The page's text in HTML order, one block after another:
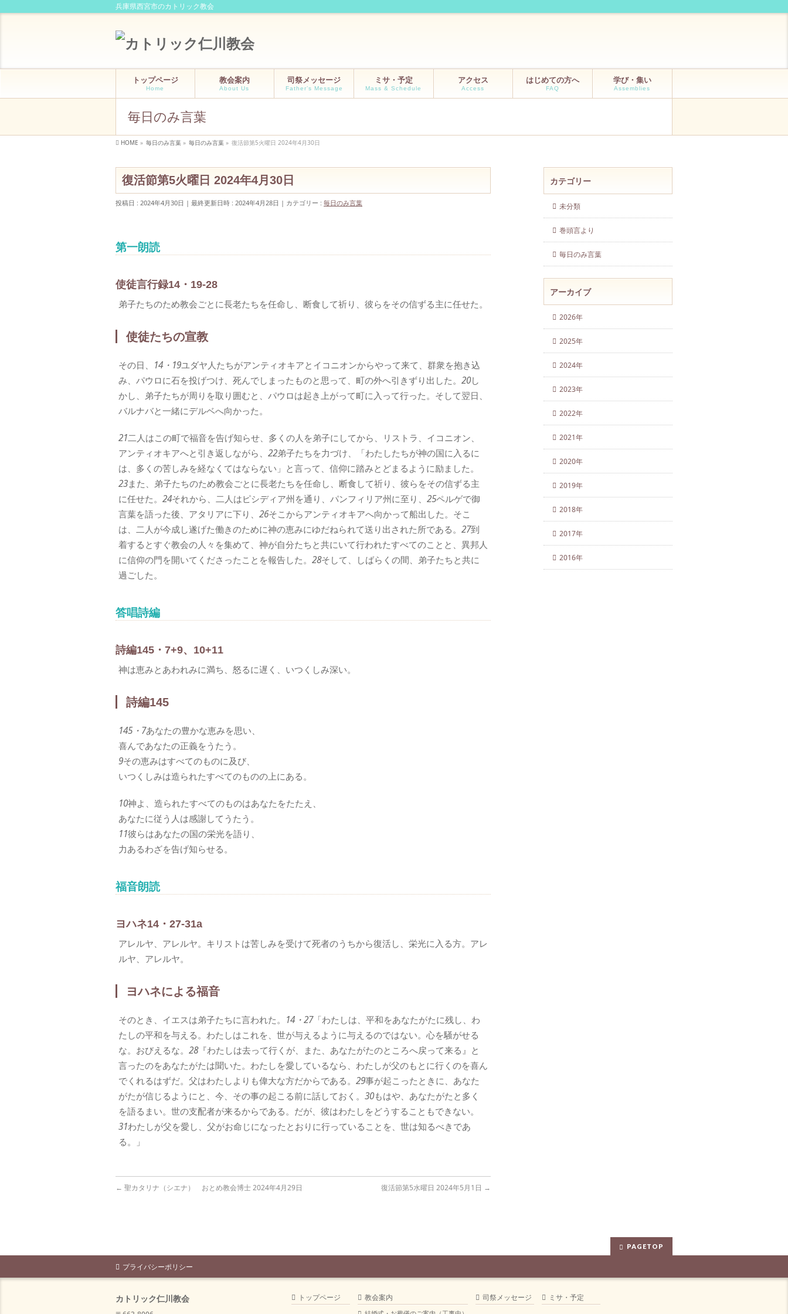
兵庫県西宮市のカトリック教会
トップページ
Home
教会案内
About Us
司祭メッセージ
Father’s Message
ミサ・予定
Mass & Schedule
アクセス
Access
はじめての方へ
FAQ
学び・集い
Assemblies
毎日のみ言葉
HOME » 毎日のみ言葉 » 毎日のみ言葉 » 復活節第5火曜日 2024年4月30日
復活節第5火曜日 2024年4月30日
投稿日 : 2024年4月30日 最終更新日時 : 2024年4月28日 カテゴリー : 毎日のみ言葉
第一朗読
使徒言行録14・19-28
弟子たちのため教会ごとに長老たちを任命し、断食して祈り、彼らをその信ずる主に任せた。
使徒たちの宣教
その日、 14・19ユダヤ人たちがアンティオキアとイコニオンからやって来て、群衆を抱き込
み、パウロに石を投げつけ、死んでしまったものと思って、町の外へ引きずり出した。 20し
かし、弟子たちが周りを取り囲むと、パウロは起き上がって町に入って行った。そして翌日、
バルナバと一緒にデルベへ向かった。
21二人はこの町で福音を告げ知らせ、多くの人を弟子にしてから、リストラ、イコニオン、
アンティオキアへと引き返しながら、 22弟子たちを力づけ、「わたしたちが神の国に入るに
は、多くの苦しみを経なくてはならない」と言って、信仰に踏みとどまるように励ました。
23また、弟子たちのため教会ごとに長老たちを任命し、断食して祈り、彼らをその信ずる主
に任せた。 24それから、二人はピシディア州を通り、パンフィリア州に至り、 25ペルゲで御
言葉を語った後、アタリアに下り、 26そこからアンティオキアへ向かって船出した。そこ
は、二人が今成し遂げた働きのために神の恵みにゆだねられて送り出された所である。 27到
着するとすぐ教会の人々を集めて、神が自分たちと共にいて行われたすべてのことと、異邦人
に信仰の門を開いてくださったことを報告した。 28そして、しばらくの間、弟子たちと共に
過ごした。
答唱詩編
詩編145・7+9、10+11
神は恵みとあわれみに満ち、怒るに遅く、いつくしみ深い。
詩編145
145・7あなたの豊かな恵みを思い、
喜んであなたの正義をうたう。
9その恵みはすべてのものに及び、
いつくしみは造られたすべてのものの上にある。
10神よ、造られたすべてのものはあなたをたたえ、
あなたに従う人は感謝してうたう。
11彼らはあなたの国の栄光を語り、
力あるわざを告げ知らせる。
福音朗読
ヨハネ14・27-31a
アレルヤ、アレルヤ。キリストは苦しみを受けて死者のうちから復活し、栄光に入る方。アレ
ルヤ、アレルヤ。
ヨハネによる福音
そのとき、イエスは弟子たちに言われた。 14・27「わたしは、平和をあなたがたに残し、わ
たしの平和を与える。わたしはこれを、世が与えるように与えるのではない。心を騒がせる
な。おびえるな。 28『わたしは去って行くが、また、あなたがたのところへ戻って来る』と
言ったのをあなたがたは聞いた。わたしを愛しているなら、わたしが父のもとに行くのを喜ん
でくれるはずだ。父はわたしよりも偉大な方だからである。 29事が起こったときに、あなた
がたが信じるようにと、今、その事の起こる前に話しておく。 30もはや、あなたがたと多く
を語るまい。世の支配者が来るからである。だが、彼はわたしをどうすることもできない。
31わたしが父を愛し、父がお命じになったとおりに行っていることを、世は知るべきであ
る。」
← 聖カタリナ（シエナ） おとめ教会博士 2024年4月29日 復活節第5水曜日 2024年5月1日 →
カテゴリー
未分類
巻頭言より
毎日のみ言葉
アーカイブ
2026年
2025年
2024年
2023年
2022年
2021年
2020年
2019年
2018年
2017年
2016年
PAGETOP
プライバシーポリシー
カトリック仁川教会 トップページ 教会案内 司祭メッセージ ミサ・予定